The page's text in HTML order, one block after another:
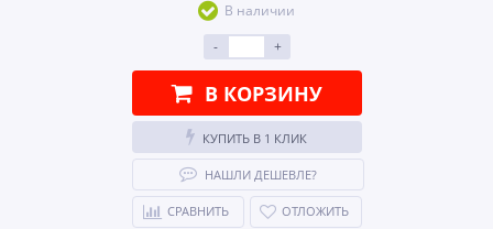
В наличии
-
+
В КОРЗИНУ
КУПИТЬ В 1 КЛИК
НАШЛИ ДЕШЕВЛЕ?
СРАВНИТЬ ОТЛОЖИТЬ